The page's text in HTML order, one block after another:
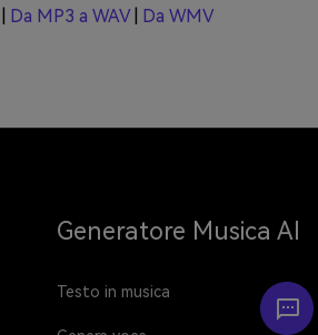
Da MP3 a WAV
Da WMV
Generatore Musica AI
Testo in musica